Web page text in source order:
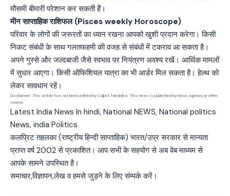
मौसमी बीमारी परेशान कर सकती हैं।
मीन साप्ताहिक राशिफल (Pisces weekly Horoscope)
परिवार के लोगों की जरूरतों का ध्यान रखना आपको खुशी प्रदान करेगा। किसी
निकट संबंधी के साथ गलतफहमी की वजह से संबंधों में टकराव आ सकता है।
अपने गुस्से और जल्दबाजी जैसे स्वभाव पर नियंत्रण अवश्य रखें। आर्थिक मामलों
में सुधार आएगा। किसी ऑफिशियल यात्रा का भी आर्डर मिल सकता है। हेल्थ को
लेकर सावधान रहें।
Disclaimer: This article has not been edited by Culprit Tahalaka. This news is published by news agency or other
source.
Latest India News In hindi, National NEWS, National politics
News, india Politics
कलप्रिट तहलका (राष्ट्रीय हिन्दी साप्ताहिक) भारत/उप्र सरकार से मान्यता
प्राप्त वर्ष 2002 से प्रकाशित। आप सभी के सहयोग से अब वेब माध्यम से
आपके सामने उपस्थित है।
समाचार,विज्ञापन,लेख व हमसे जुड़ने के लिए संम्पर्क करें।